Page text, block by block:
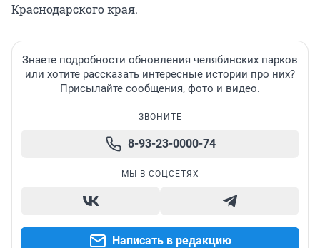
Краснодарского края.
Знаете подробности обновления челябинских парков
или хотите рассказать интересные истории про них?
Присылайте сообщения, фото и видео.
ЗВОНИТЕ
8-93-23-0000-74
МЫ В СОЦСЕТЯХ
Написать в редакцию